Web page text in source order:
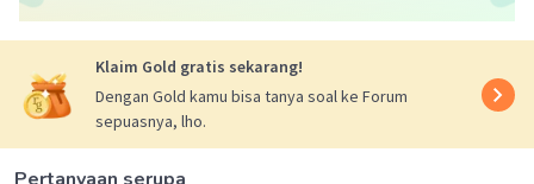
Klaim Gold gratis sekarang!
Dengan Gold kamu bisa tanya soal ke Forum
sepuasnya, lho.